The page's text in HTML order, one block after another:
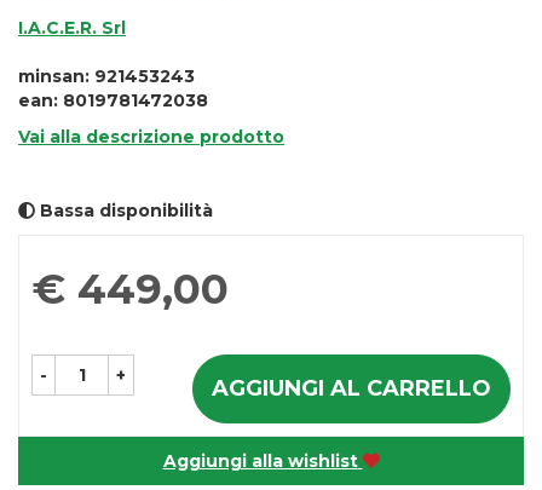
I.A.C.E.R. Srl
minsan: 921453243
ean: 8019781472038
Vai alla descrizione prodotto
Bassa disponibilità
Prezzo
€ 449,00
- + AGGIUNGI AL CARRELLO
Aggiungi alla wishlist